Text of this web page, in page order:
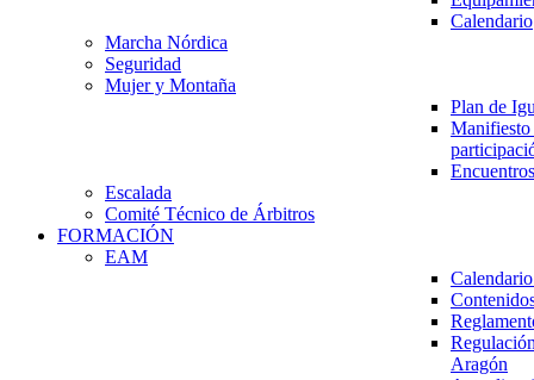
Calendario
Marcha Nórdica
Seguridad
Mujer y Montaña
Plan de
Escalada
Comité Técnico de Árbitros
FORMACIÓN
EAM
Aragón